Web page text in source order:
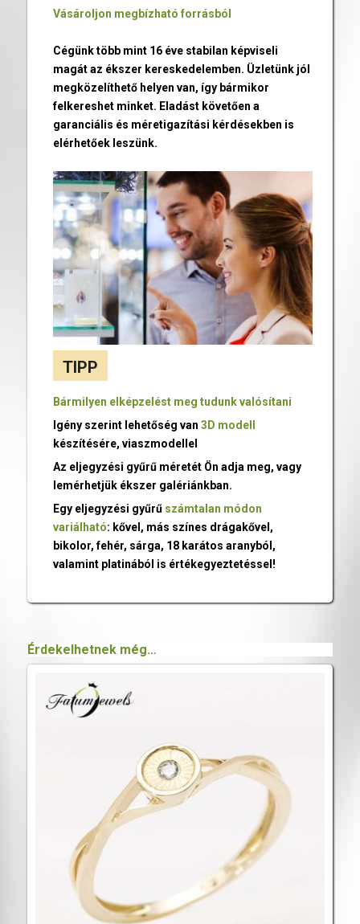
Vásároljon megbízható forrásból
Cégünk több mint 16 éve stabilan képviseli
magát az ékszer kereskedelemben. Üzletünk jól
megközelíthető helyen van, így bármikor
felkereshet minket. Eladást követően a
garanciális és méretigazítási kérdésekben is
elérhetőek leszünk.
TIPP
Bármilyen elképzelést meg tudunk valósítani
Igény szerint lehetőség van 3D modell
készítésére, viaszmodellel
Az eljegyzési gyűrű méretét Ön adja meg, vagy
lemérhetjük ékszer galériánkban.
Egy eljegyzési gyűrű számtalan módon
variálható: kővel, más színes drágakővel,
bikolor, fehér, sárga, 18 karátos aranyból,
valamint platinából is értékegyeztetéssel!
Érdekelhetnek még…